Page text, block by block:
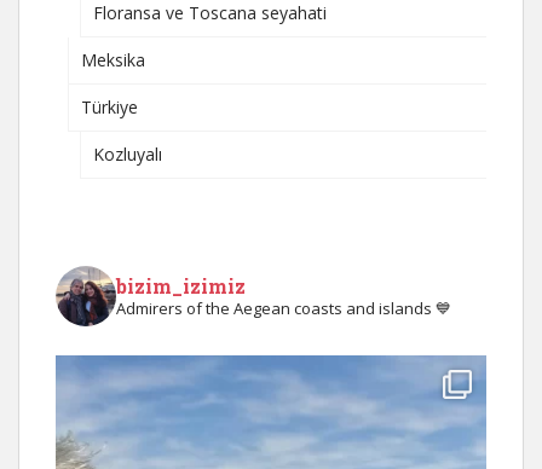
Floransa ve Toscana seyahati
Meksika
Türkiye
Kozluyalı
bizim_izimiz
Admirers of the Aegean coasts and islands 💙